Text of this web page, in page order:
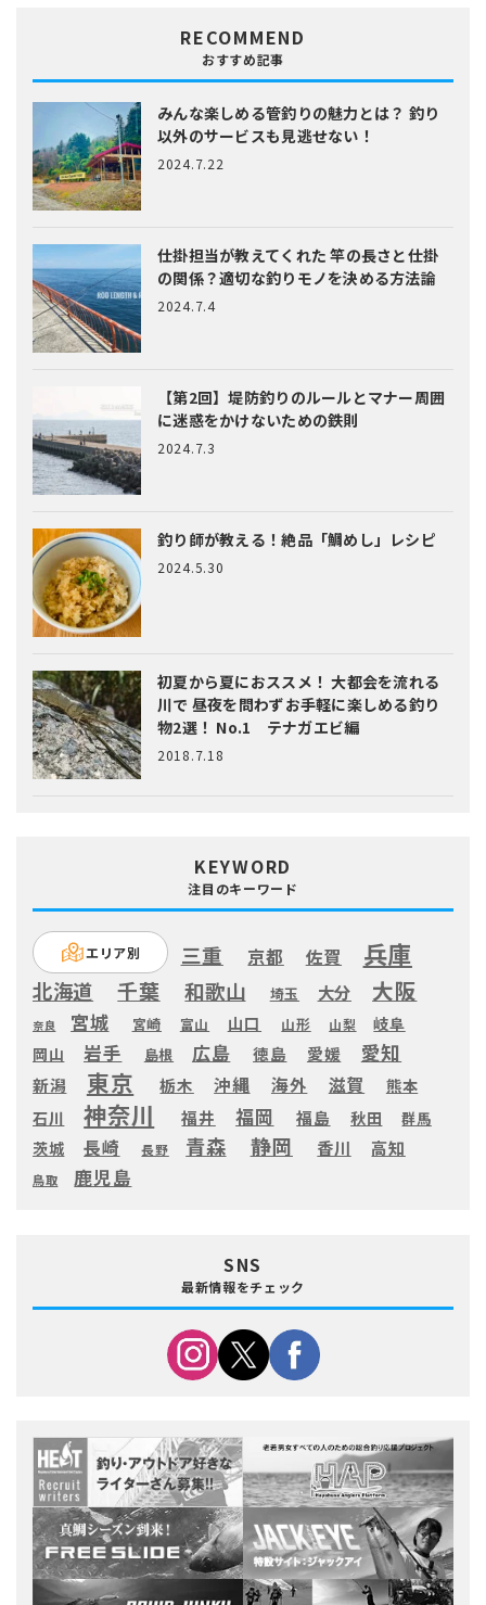
RECOMMEND
おすすめ記事
みんな楽しめる管釣りの魅力とは？ 釣り
以外のサービスも見逃せない！
2024.7.22
仕掛担当が教えてくれた竿の長さと仕掛
の関係？適切な釣りモノを決める方法論
2024.7.4
【第2回】堤防釣りのルールとマナー周囲
に迷惑をかけないための鉄則
2024.7.3
釣り師が教える！絶品「鯛めし」レシピ
2024.5.30
初夏から夏におススメ！ 大都会を流れる
川で 昼夜を問わずお手軽に楽しめる釣り
物2選！ No.1 テナガエビ編
2018.7.18
KEYWORD
注目のキーワード
エリア別 三重 京都 佐賀 兵庫
北海道 千葉 和歌山 埼玉 大分 大阪
奈良 宮城 宮崎 富山 山口 山形 山梨
岐阜
岡山
岩手 島根 広島 徳島 愛媛 愛知
新潟 東京 栃木 沖縄 海外 滋賀
熊本
石川
神奈川 福井 福岡 福島 秋田 群馬
茨城 長崎 長野 青森 静岡 香川 高知
鳥取 鹿児島
SNS
最新情報をチェック